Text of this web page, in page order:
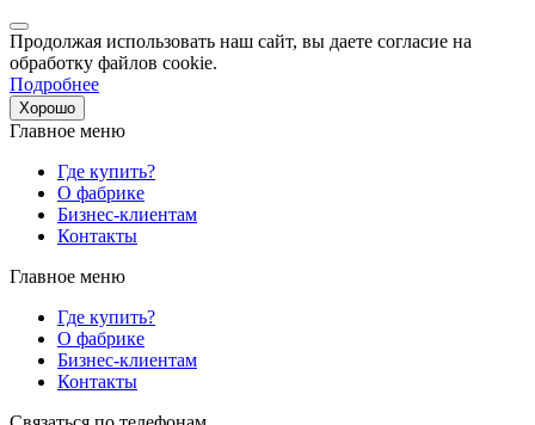
Продолжая использовать наш сайт, вы даете согласие на
обработку файлов cookie.
Подробнее
Хорошо
Главное меню
Где купить?
О фабрике
Бизнес-клиентам
Контакты
Главное меню
Где купить?
О фабрике
Бизнес-клиентам
Контакты